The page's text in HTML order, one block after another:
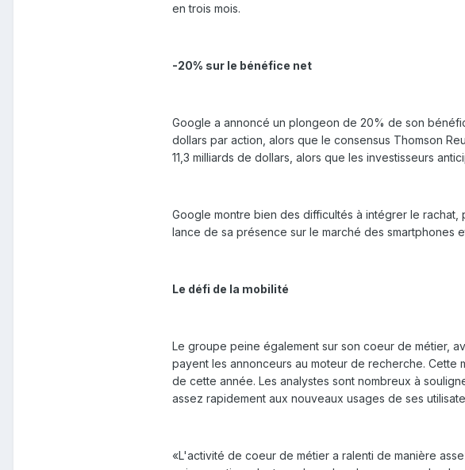
en trois mois.
-20% sur le bénéfice net
Google a annoncé un plongeon de 20% de son
dollars par action, alors que le consensus Thomson
11,3 milliards de dollars, alors que les investisseurs
Google montre bien des difficultés à intégrer le
lance de sa présence sur le marché des smartphones
Le défi de la mobilité
Le groupe peine également sur son coeur de métier,
payent les annonceurs au moteur de recherche. Cette
de cette année. Les analystes sont nombreux à
assez rapidement aux nouveaux usages de ses
«L'activité de coeur de métier a ralenti de manière